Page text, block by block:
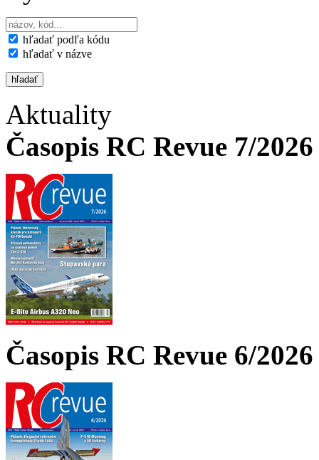
hľadať podľa kódu
hľadať v názve
Aktuality
Časopis RC Revue 7/
Časopis RC Revue 6/